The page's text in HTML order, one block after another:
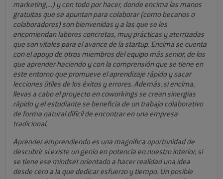
marketing,…) y con todo por hacer, donde encima las manos
gratuitas que se apuntan para colaborar (como becarios o
colaboradores) son bienvenidas y a las que se les
encomiendan labores concretas, muy prácticas y aterrizadas
que son vitales para el avance de la startup. Encima se cuenta
con el apoyo de otros miembros del equipo más senior, de los
que aprender haciendo y con la comprensión que se tiene en
este entorno que promueve el aprendizaje rápido y sacar
lecciones útiles de los éxitos y errores. Además, si encima,
llevas a cabo el proyecto en coworkings se crean sinergias
rápido y el estudiante se beneficia de un trabajo colaborativo
de forma natural difícil de encontrar en una empresa
tradicional.
Aprender emprendiendo es una magnífica oportunidad de
descubrir si existe un genio en potencia en nuestro interior, si
se tiene ese mindset orientado a hacer realidad una idea
desde cero a la que dedicar esfuerzo y tiempo. Un posible